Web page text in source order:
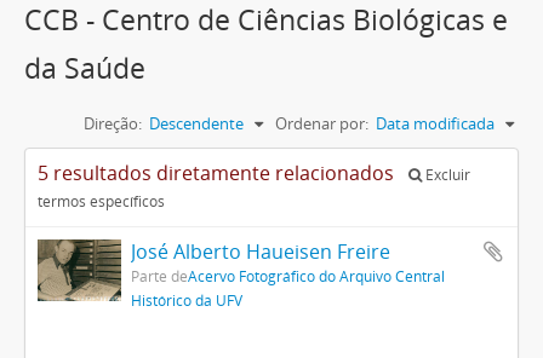
CCB - Centro de Ciências Biológicas e
da Saúde
Ordenar por: Data modificada
Direção: Descendente
5 resultados diretamente relacionados
Excluir
termos específicos
José Alberto Haueisen Freire
Parte deAcervo Fotográfico do Arquivo Central
Histórico da UFV